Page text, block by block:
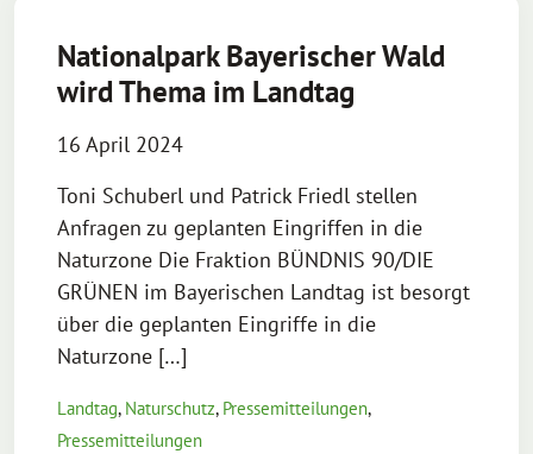
Nationalpark Bayerischer Wald
wird Thema im Landtag
16 April 2024
Toni Schuberl und Patrick Friedl stellen
Anfragen zu geplanten Eingriffen in die
Naturzone Die Fraktion BÜNDNIS 90/DIE
GRÜNEN im Bayerischen Landtag ist besorgt
über die geplanten Eingriffe in die
Naturzone […]
Landtag, Naturschutz, Pressemitteilungen,
Pressemitteilungen